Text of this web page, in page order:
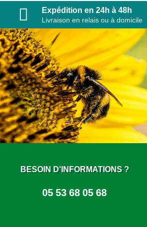
Expédition en 24h à 48h
Livraison en relais ou à domicile
BESOIN D'INFORMATIONS ?
05 53 68 05 68